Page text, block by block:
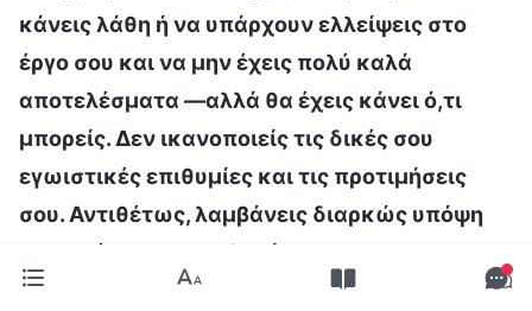
κάνεις λάθη ή να υπάρχουν ελλείψεις στο
έργο σου και να μην έχεις πολύ καλά
αποτελέσματα —αλλά θα έχεις κάνει ό,τι
μπορείς. Δεν ικανοποιείς τις δικές σου
εγωιστικές επιθυμίες και τις προτιμήσεις
σου. Αντιθέτως, λαμβάνεις διαρκώς υπόψη
σου το έργο της εκκλησίας και τα
συμφέροντα του οίκου του Θεού. Παρόλο που